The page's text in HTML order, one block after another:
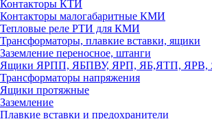
Контакторы КТИ
Контакторы малогабаритные КМИ
Тепловые реле РTИ для КМИ
Трансформаторы, плавкие вставки, ящики
Заземление переносное, штанги
Ящики ЯРПП, ЯБПВУ, ЯРП, ЯБ,ЯТП, ЯРВ,
Трансформаторы напряжения
Ящики протяжные
Заземление
Плавкие вставки и предохранители